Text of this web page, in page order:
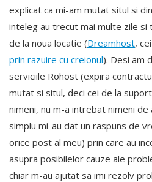
explicat ca mi-am mutat situl si
inteleg au trecut mai multe zile si
de la noua locatie (Dreamhost,
prin razuire cu creionul). Desi am
serviciile Rohost (expira
mutat si situl, deci cei de la
nimeni, nu m-a intrebat nimeni de
simplu mi-au dat un raspuns de
orice post al meu) prin care au
asupra posibilelor cauze ale
chiar m-au ajutat sa imi rezolv